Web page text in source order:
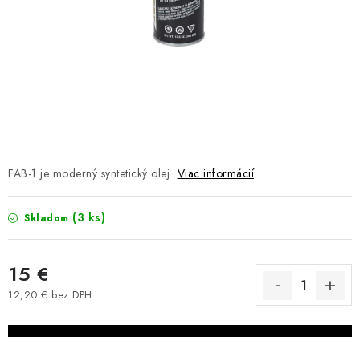
ROZŠIROVACIE PLASTY BLATNÍKOV
NOVINKY
VÝPREDAJ
AKCIA
FAB-1 je moderný syntetický olej Viac informácií
Skladom (3 ks)
15 €
12,20 € bez DPH